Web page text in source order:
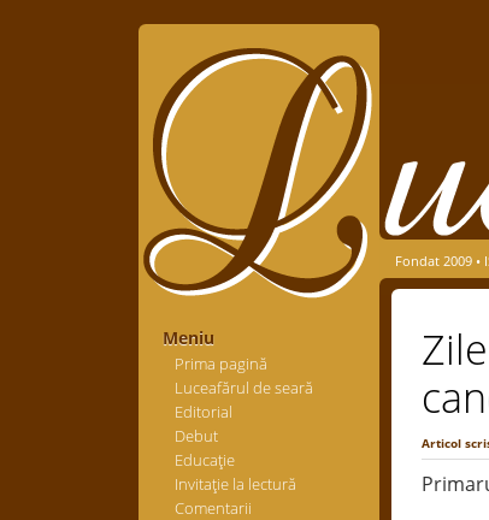
Meniu
Prima pagină
Luceafărul de seară
Editorial
Debut
Educaţie
Invitaţie la lectură
Comentarii
Fondat 2009 •
Articol